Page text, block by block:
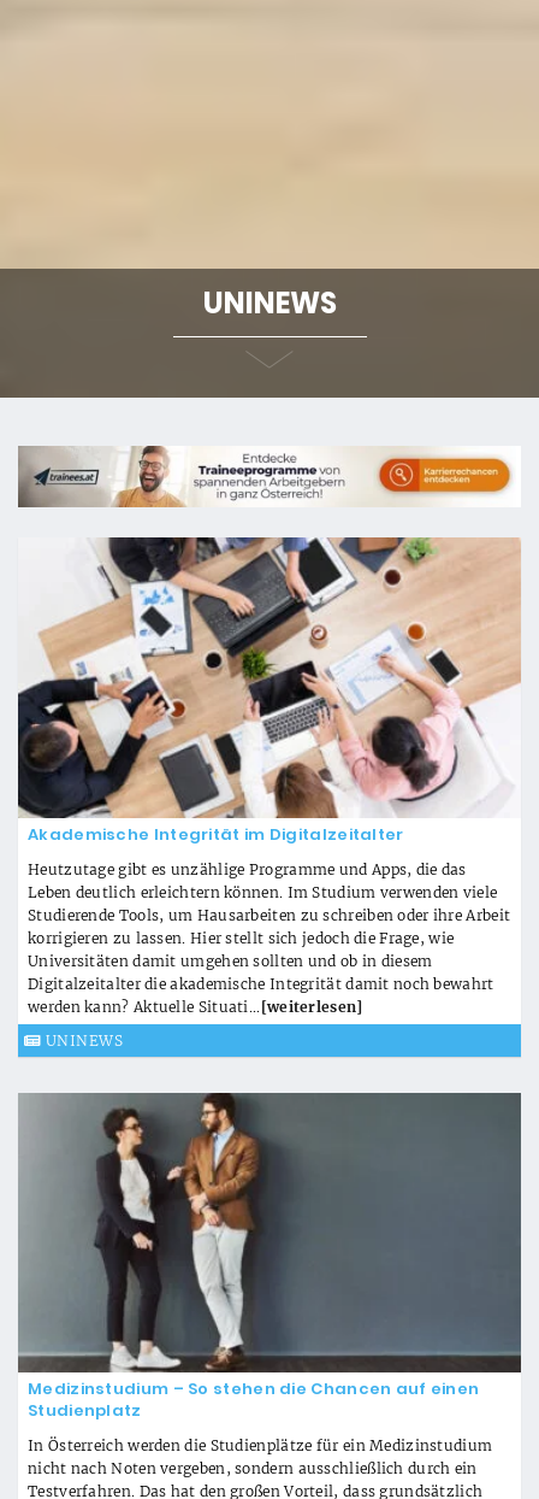
UNINEWS
Akademische Integrität im Digitalzeitalter
Heutzutage gibt es unzählige Programme und Apps, die das
Leben deutlich erleichtern können. Im Studium verwenden viele
Studierende Tools, um Hausarbeiten zu schreiben oder ihre Arbeit
korrigieren zu lassen. Hier stellt sich jedoch die Frage, wie
Universitäten damit umgehen sollten und ob in diesem
Digitalzeitalter die akademische Integrität damit noch bewahrt
werden kann? Aktuelle Situati... [weiterlesen]
UNINEWS
Medizinstudium – So stehen die Chancen auf einen
Studienplatz
In Österreich werden die Studienplätze für ein Medizinstudium
nicht nach Noten vergeben, sondern ausschließlich durch ein
Testverfahren. Das hat den großen Vorteil, dass grundsätzlich